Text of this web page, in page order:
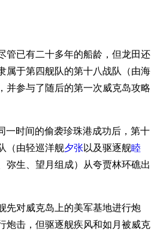
管已有二十多年的船龄，但龙田还
属于第四舰队的第十八战队（由海
并参与了随后的第一次威克岛攻略
一时间的偷袭珍珠港成功后，第十
（由轻巡洋舰夕张以及驱逐舰睦
弥生、望月组成）从夸贾林环礁出
先对威克岛上的美军基地进行炮
炮击，但驱逐舰疾风和如月被威克